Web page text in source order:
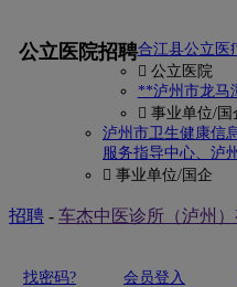
公立医院招聘合江县公立医
 公立医院
**泸州市龙马
 事业单位/国
泸州市卫生健康信
服务指导中心、泸
 事业单位/国企
招聘 - 车杰中医诊所（泸州
找密码? 会员登入